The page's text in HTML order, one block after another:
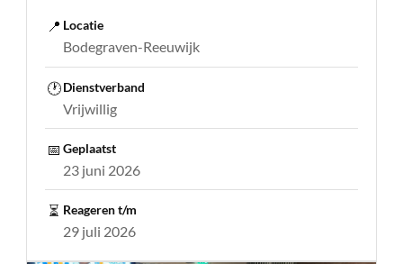
📍 Locatie
Bodegraven-Reeuwijk
🕐Dienstverband
Vrijwillig
📅 Geplaatst
23 juni 2026
⏳ Reageren t/m
29 juli 2026